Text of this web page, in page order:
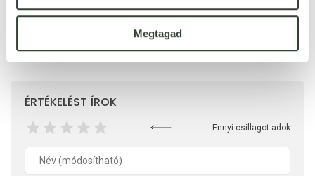
Megtagad
Ezt a terméket még senki nem értékelte. Legyél Te az
első!
ÉRTÉKELÉST ÍROK
Ennyi csillagot adok